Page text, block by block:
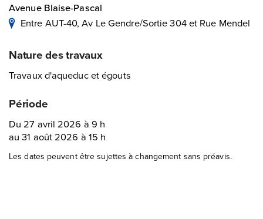
Avenue Blaise-Pascal
Entre AUT-40, Av Le Gendre/Sortie 304 et Rue Mendel
Nature des travaux
Travaux d'aqueduc et égouts
Période
Du 27 avril 2026 à 9 h
au 31 août 2026 à 15 h
Les dates peuvent être sujettes à changement sans préavis.